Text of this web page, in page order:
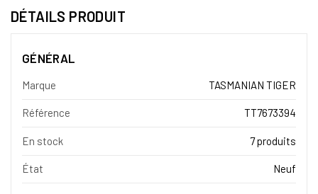
DÉTAILS PRODUIT
GÉNÉRAL
Marque TASMANIAN TIGER
Référence TT7673394
En stock 7 produits
État Neuf